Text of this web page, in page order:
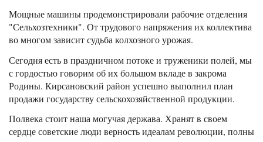
Мощные машины продемонстрировали рабочие отделения
"Сельхозтехники". От трудового напряжения их коллектива
во многом зависит судьба колхозного урожая.
Сегодня есть в праздничном потоке и труженики полей, мы
с гордостью говорим об их большом вкладе в закрома
Родины. Кирсановский район успешно выполнил план
продажи государству сельскохозяйственной продукции.
Полвека стоит наша могучая держава. Хранят в своем
сердце советские люди верность идеалам революции, полны